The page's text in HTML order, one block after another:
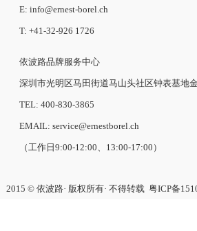
E: info@ernest-borel.ch
T: +41-32-926 1726
依波路品牌服务中心
深圳市光明区马田街道马山头社区钟表基地
TEL: 400-830-3865
EMAIL: service@ernestborel.ch
（工作日9:00-12:00、13:00-17:00）
2015 © 依波路· 版权所有· 不得转载粤ICP备